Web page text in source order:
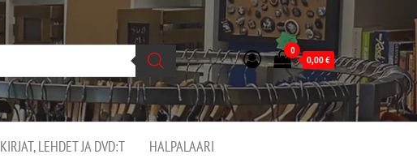
0
0,00€
KIRJAT, LEHDET JA DVD:T HALPALAARI